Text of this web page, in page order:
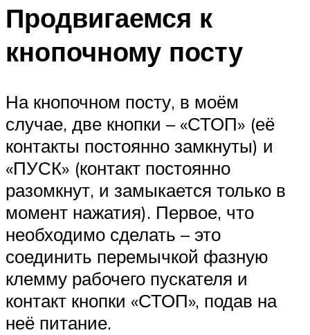
Продвигаемся к
кнопочному посту
На кнопочном посту, в моём
случае, две кнопки – «СТОП» (её
контакты постоянно замкнуты) и
«ПУСК» (контакт постоянно
разомкнут, и замыкается только в
момент нажатия). Первое, что
необходимо сделать – это
соединить перемычкой фазную
клемму рабочего пускателя и
контакт кнопки «СТОП», подав на
неё питание.